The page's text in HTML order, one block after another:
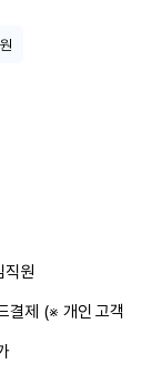
직원
결제 (※ 개인 고객